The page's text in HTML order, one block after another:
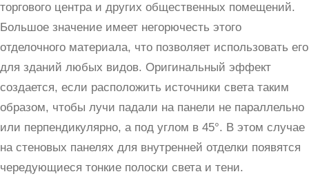
торгового центра и других общественных помещений.
Большое значение имеет негорючесть этого
отделочного материала, что позволяет использовать его
для зданий любых видов. Оригинальный эффект
создается, если расположить источники света таким
образом, чтобы лучи падали на панели не параллельно
или перпендикулярно, а под углом в 45°. В этом случае
на стеновых панелях для внутренней отделки появятся
чередующиеся тонкие полоски света и тени.